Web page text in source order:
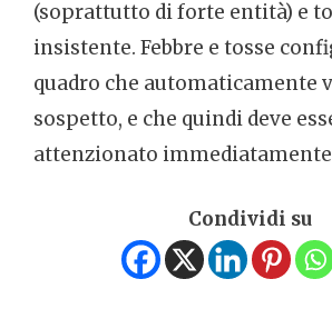
(soprattutto di forte entità) e
insistente. Febbre e tosse
quadro che automaticamente
sospetto, e che quindi deve
attenzionato
Condividi su